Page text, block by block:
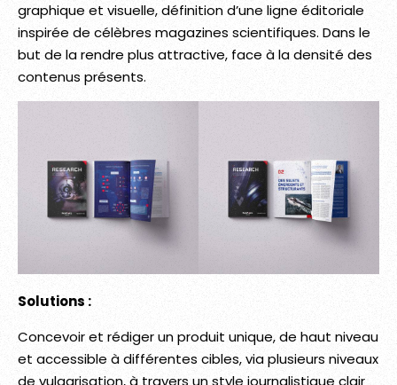
graphique et visuelle, définition d’une ligne éditoriale
inspirée de célèbres magazines scientifiques. Dans le
but de la rendre plus attractive, face à la densité des
contenus présents.
Solutions :
Concevoir et rédiger un produit unique, de haut niveau
et accessible à différentes cibles, via plusieurs niveaux
de vulgarisation, à travers un style journalistique clair